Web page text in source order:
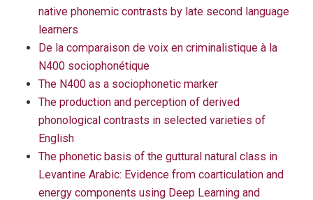
native phonemic contrasts by late second language
learners
De la comparaison de voix en criminalistique à la
N400 sociophonétique
The N400 as a sociophonetic marker
The production and perception of derived
phonological contrasts in selected varieties of
English
The phonetic basis of the guttural natural class in
Levantine Arabic: Evidence from coarticulation and
energy components using Deep Learning and